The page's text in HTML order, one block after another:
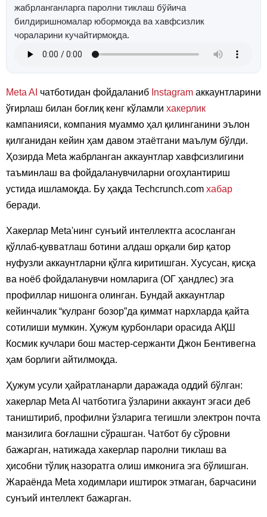
жабрланганларга паролни тиклаш бўйича
билдиришномалар юбормоқда ва хавфсизлик
чораларини кучайтирмоқда.
Meta AI чатботидан фойдаланиб Instagram аккаунтларини
ўғирлаш билан боғлиқ кенг кўламли хакерлик
кампанияси, компания муаммо ҳал қилинганини эълон
қилганидан кейин ҳам давом этаётгани маълум бўлди.
Ҳозирда Meta жабрланган аккаунтлар хавфсизлигини
таъминлаш ва фойдаланувчиларни огоҳлантириш
устида ишламоқда. Бу ҳақда Techcrunch.com хабар
беради.
Хакерлар Meta'нинг сунъий интеллектга асосланган
қўллаб-қувватлаш ботини алдаш орқали бир қатор
нуфузли аккаунтларни қўлга киритишган. Хусусан, қисқа
ва ноёб фойдаланувчи номларига (ОГ ҳандлес) эга
профиллар нишонга олинган. Бундай аккаунтлар
кейинчалик “кулранг бозор”да қиммат нархларда қайта
сотилиши мумкин. Ҳужум қурбонлари орасида АҚШ
Космик кучлари бош мастер-сержанти Джон Бентивегна
ҳам борлиги айтилмоқда.
Ҳужум усули ҳайратланарли даражада оддий бўлган:
хакерлар Meta AI чатботига ўзларини аккаунт эгаси деб
таништириб, профилни ўзларига тегишли электрон почта
манзилига боғлашни сўрашган. Чатбот бу сўровни
бажарган, натижада хакерлар паролни тиклаш ва
ҳисобни тўлиқ назоратга олиш имконига эга бўлишган.
Жараёнда Meta ходимлари иштирок этмаган, барчасини
сунъий интеллект бажарган.